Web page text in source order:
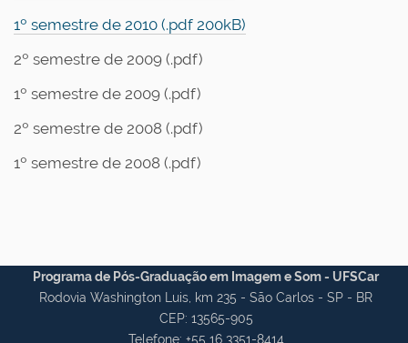
1º semestre de 2010 (.pdf 200kB)
2º semestre de 2009 (.pdf)
1º semestre de 2009 (.pdf)
2º semestre de 2008 (.pdf)
1º semestre de 2008 (.pdf)
Programa de Pós-Graduação em Imagem e Som - UFSCar
Rodovia Washington Luis, km 235 - São Carlos - SP - BR
CEP: 13565-905
Telefone: +55 16 3351-8414